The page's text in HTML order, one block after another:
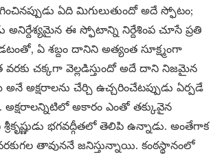
ఏది మిగులుతుందో అదే స్ఫోటం;
ఈ స్ఫోటాన్ని నిర్దేశింప చూసే ప్రతి
ఏ శబ్దం దానిని అత్యంత సూక్ష్మంగా
వరకు చక్కగా వెల్లడిస్తుందో అదే దాని నిజమైన
అక్షరాలను చేర్చి ఉచ్చరించేటప్పుడు ఏర్పడే
అక్షరాలన్నిటిలో అకారం ఎంతో తక్కువైన
భగవద్గీతలో తెలిపి ఉన్నాడు. అంతేగాక
తావుననే జనిస్తున్నాయి. కంఠస్థానంలో